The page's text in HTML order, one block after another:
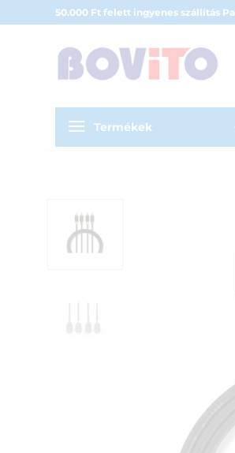
to
50.000 Ft felett ingyenes szállítás
Termékek